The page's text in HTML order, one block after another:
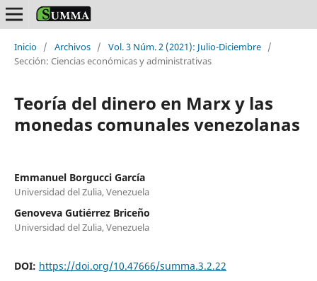
Inicio / Archivos / Vol. 3 Núm. 2 (2021): Julio-Diciembre /
Sección: Ciencias económicas y administrativas
Teoría del dinero en Marx y las
monedas comunales venezolanas
Emmanuel Borgucci García
Universidad del Zulia, Venezuela
Genoveva Gutiérrez Briceño
Universidad del Zulia, Venezuela
DOI: https://doi.org/10.47666/summa.3.2.22